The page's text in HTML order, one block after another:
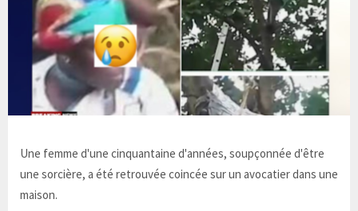
Une femme d'une cinquantaine d'années, soupçonnée d'être
une sorcière, a été retrouvée coincée sur un avocatier dans une
maison.